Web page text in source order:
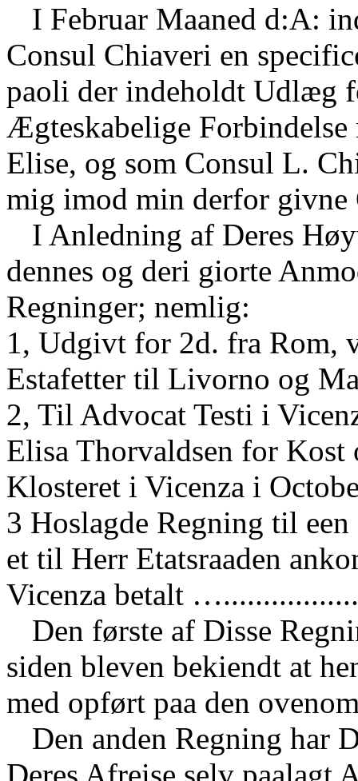
I Februar Maaned d:A:
Consul Chiaveri en
paoli der indeholdt Udlæg
Ægteskabelige
Elise, og som Consul L.
mig imod min derfor givne
I Anledning af Deres
dennes og deri giorte
Regninger; nemlig:
1, Udgivt for 2d. fra Rom,
Estafetter til Livorno og
2, Til Advocat Testi i
Elisa Thorvaldsen for
Klosteret i Vicenza i
3 Hoslagde Regning til
et til Herr Etatsraaden
Vicenza betalt
Den første af Disse
siden bleven bekiendt at
med opført paa den
Den anden Regning har
Deres Afreise selv paalagt